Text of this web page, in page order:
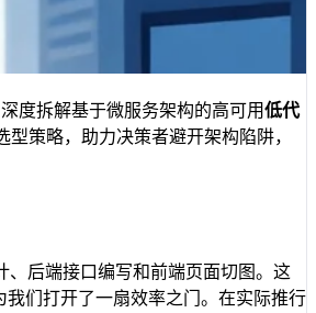
度拆解基于微服务架构的高可用低代
策略，助力决策者避开架构陷阱，
、后端接口编写和前端页面切图。这
我们打开了一扇效率之门。在实际推行